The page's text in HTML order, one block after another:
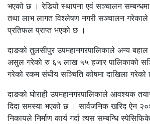
भएको छ । रेडियो स्थापना एवं सञ्चालन
तथा लाभ लागत विश्लेषण नगरी सञ्चालन गरेकाले
प्रतिफल प्राप्त भएको छ ।
दाङको तुलसीपुर उपमहानगरपालिकाले अन्य
असुल गरेको रु ६५ लाख ५५ हजार पालिकाको
गरेको रकम संघीय सञ्चिति कोषमा दाखिला गरेको
दाङको घोराही उपमहानगरपालिकाले आवश्यक
दिदा समस्या भएको छ । सार्वजनिक खरिद ऐन
निकायले निर्माण कार्य गर्दा त्यस सम्बन्धि